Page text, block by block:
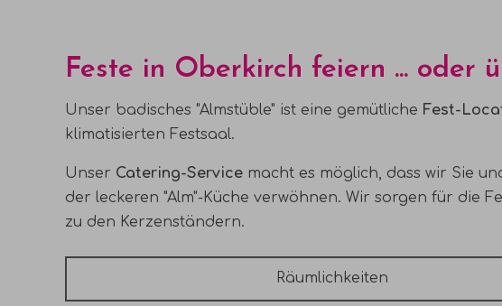
Feste in Oberkirch feiern ... oder
Unser badisches "Almstüble" ist eine gemütliche Fest-
klimatisierten Festsaal.
Unser Catering-Service macht es möglich, dass wir Sie
der leckeren "Alm"-Küche verwöhnen. Wir sorgen für die
zu den Kerzenständern.
Räumlichkeiten